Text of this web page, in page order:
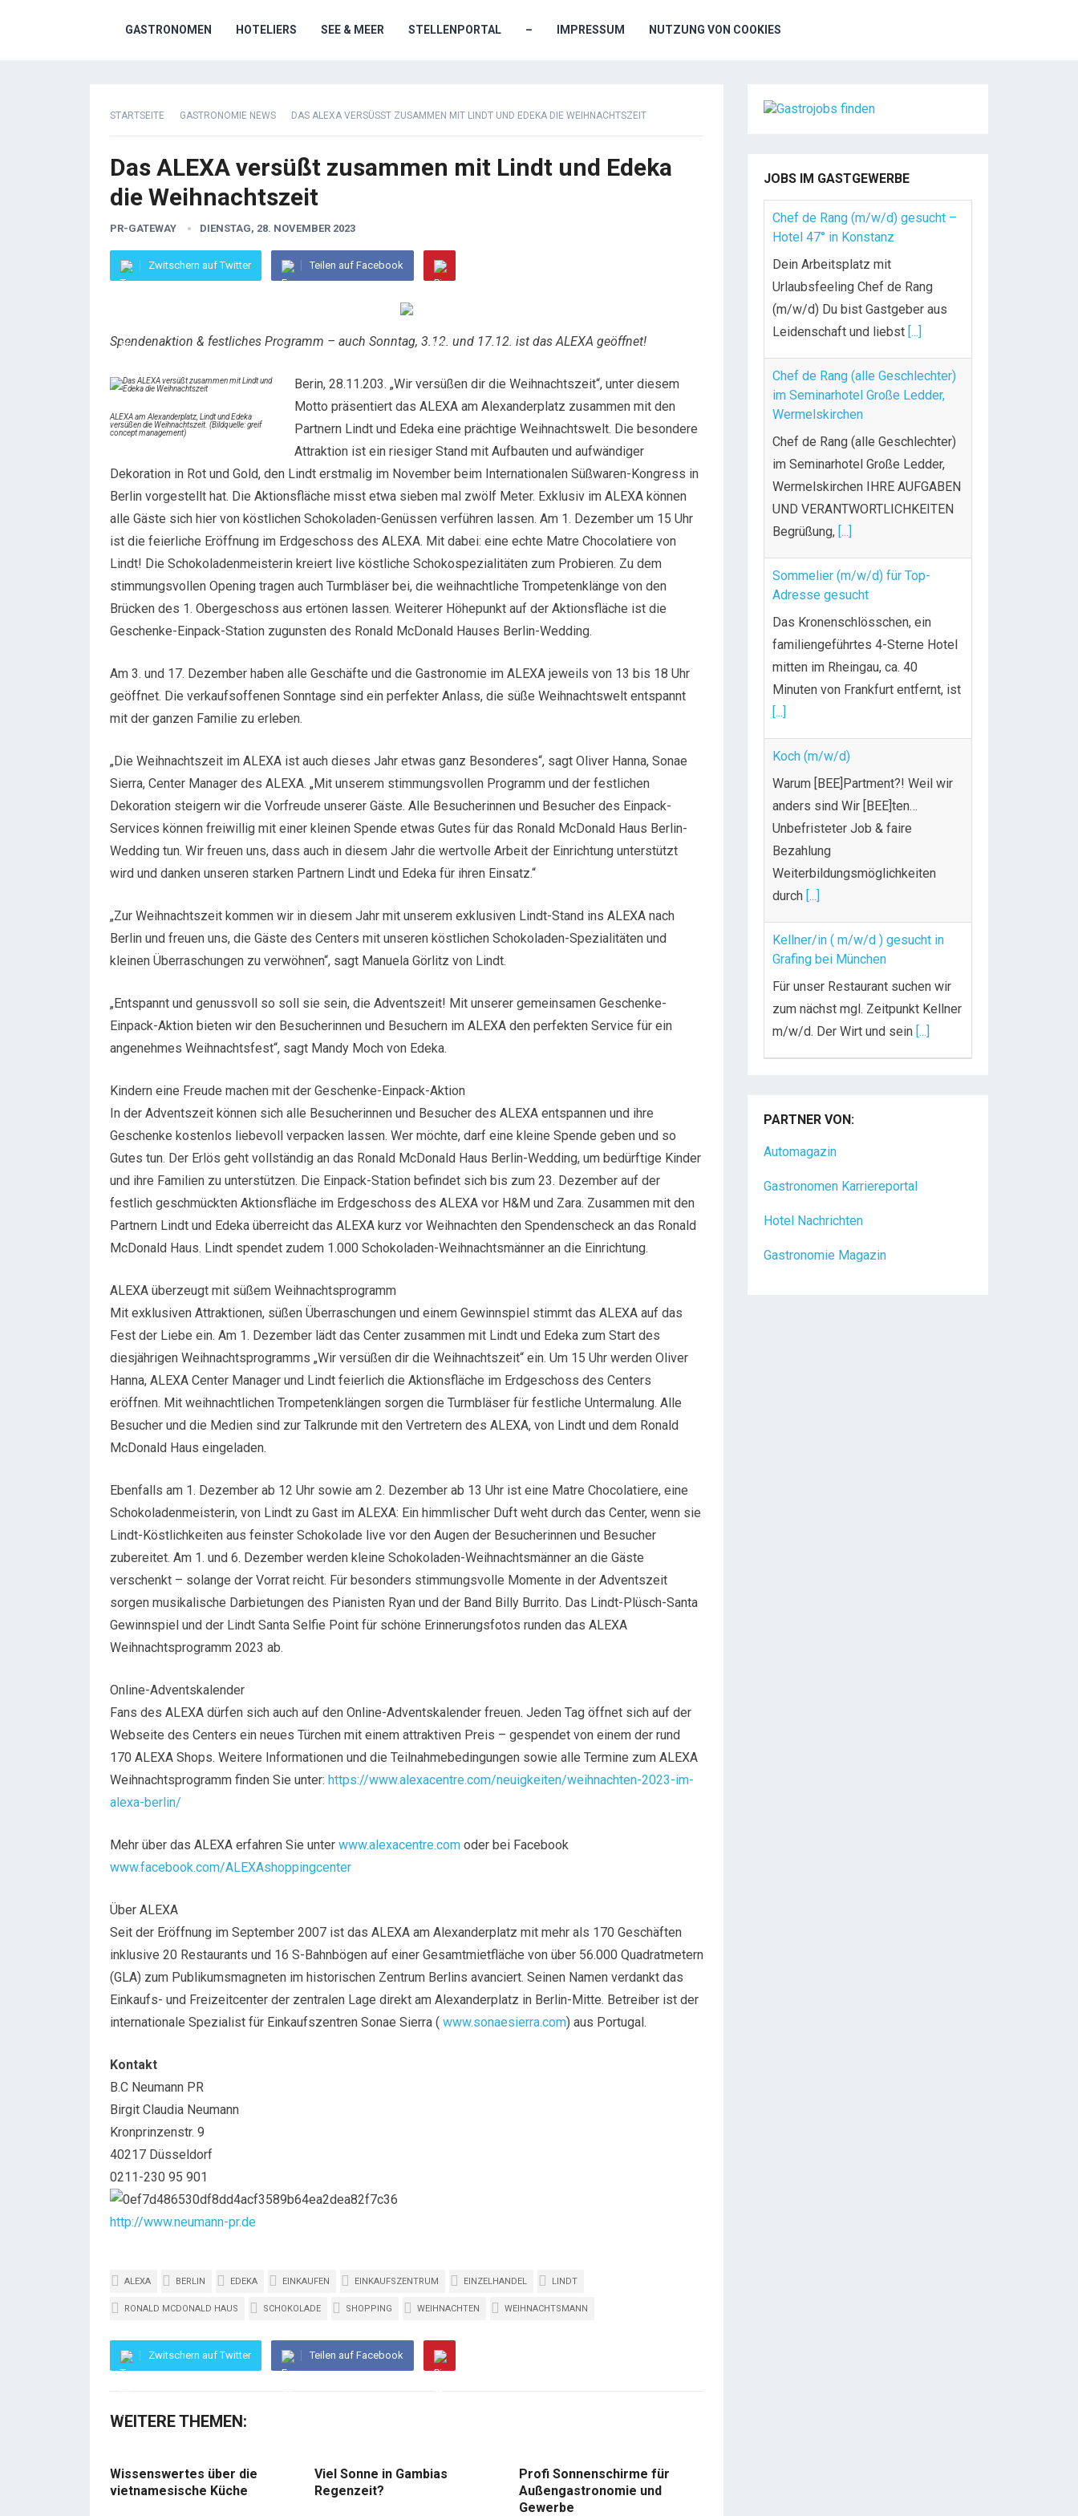
GASTRONOMEN HOTELIERS SEE & MEER STELLENPORTAL – IMPRESSUM NUTZUNG VON COOKIES
STARTSEITE GASTRONOMIE NEWS DAS ALEXA VERSÜSST ZUSAMMEN MIT LINDT UND EDEKA DIE WEIHNACHTSZEIT
Das ALEXA versüßt zusammen mit Lindt und Edeka
die Weihnachtszeit
PR-GATEWAY DIENSTAG, 28. NOVEMBER 2023
Zwitschern auf Twitter Teilen auf Facebook
Spendenaktion & festliches Programm – auch Sonntag, 3.12. und 17.12. ist das ALEXA geöffnet!
ALEXA am Alexanderplatz, Lindt und Edeka
versüßen die Weihnachtszeit. (Bildquelle: greif
concept management)
Berin, 28.11.203. „Wir versüßen dir die Weihnachtszeit“, unter diesem
Motto präsentiert das ALEXA am Alexanderplatz zusammen mit den
Partnern Lindt und Edeka eine prächtige Weihnachtswelt. Die besondere
Attraktion ist ein riesiger Stand mit Aufbauten und aufwändiger
Dekoration in Rot und Gold, den Lindt erstmalig im November beim Internationalen Süßwaren-Kongress in
Berlin vorgestellt hat. Die Aktionsfläche misst etwa sieben mal zwölf Meter. Exklusiv im ALEXA können
alle Gäste sich hier von köstlichen Schokoladen-Genüssen verführen lassen. Am 1. Dezember um 15 Uhr
ist die feierliche Eröffnung im Erdgeschoss des ALEXA. Mit dabei: eine echte Matre Chocolatiere von
Lindt! Die Schokoladenmeisterin kreiert live köstliche Schokospezialitäten zum Probieren. Zu dem
stimmungsvollen Opening tragen auch Turmbläser bei, die weihnachtliche Trompetenklänge von den
Brücken des 1. Obergeschoss aus ertönen lassen. Weiterer Höhepunkt auf der Aktionsfläche ist die
Geschenke-Einpack-Station zugunsten des Ronald McDonald Hauses Berlin-Wedding.
Am 3. und 17. Dezember haben alle Geschäfte und die Gastronomie im ALEXA jeweils von 13 bis 18 Uhr
geöffnet. Die verkaufsoffenen Sonntage sind ein perfekter Anlass, die süße Weihnachtswelt entspannt
mit der ganzen Familie zu erleben.
„Die Weihnachtszeit im ALEXA ist auch dieses Jahr etwas ganz Besonderes“, sagt Oliver Hanna, Sonae
Sierra, Center Manager des ALEXA. „Mit unserem stimmungsvollen Programm und der festlichen
Dekoration steigern wir die Vorfreude unserer Gäste. Alle Besucherinnen und Besucher des Einpack-
Services können freiwillig mit einer kleinen Spende etwas Gutes für das Ronald McDonald Haus Berlin-
Wedding tun. Wir freuen uns, dass auch in diesem Jahr die wertvolle Arbeit der Einrichtung unterstützt
wird und danken unseren starken Partnern Lindt und Edeka für ihren Einsatz.“
„Zur Weihnachtszeit kommen wir in diesem Jahr mit unserem exklusiven Lindt-Stand ins ALEXA nach
Berlin und freuen uns, die Gäste des Centers mit unseren köstlichen Schokoladen-Spezialitäten und
kleinen Überraschungen zu verwöhnen“, sagt Manuela Görlitz von Lindt.
„Entspannt und genussvoll so soll sie sein, die Adventszeit! Mit unserer gemeinsamen Geschenke-
Einpack-Aktion bieten wir den Besucherinnen und Besuchern im ALEXA den perfekten Service für ein
angenehmes Weihnachtsfest“, sagt Mandy Moch von Edeka.
Kindern eine Freude machen mit der Geschenke-Einpack-Aktion
In der Adventszeit können sich alle Besucherinnen und Besucher des ALEXA entspannen und ihre
Geschenke kostenlos liebevoll verpacken lassen. Wer möchte, darf eine kleine Spende geben und so
Gutes tun. Der Erlös geht vollständig an das Ronald McDonald Haus Berlin-Wedding, um bedürftige Kinder
und ihre Familien zu unterstützen. Die Einpack-Station befindet sich bis zum 23. Dezember auf der
festlich geschmückten Aktionsfläche im Erdgeschoss des ALEXA vor H&M und Zara. Zusammen mit den
Partnern Lindt und Edeka überreicht das ALEXA kurz vor Weihnachten den Spendenscheck an das Ronald
McDonald Haus. Lindt spendet zudem 1.000 Schokoladen-Weihnachtsmänner an die Einrichtung.
ALEXA überzeugt mit süßem Weihnachtsprogramm
Mit exklusiven Attraktionen, süßen Überraschungen und einem Gewinnspiel stimmt das ALEXA auf das
Fest der Liebe ein. Am 1. Dezember lädt das Center zusammen mit Lindt und Edeka zum Start des
diesjährigen Weihnachtsprogramms „Wir versüßen dir die Weihnachtszeit“ ein. Um 15 Uhr werden Oliver
Hanna, ALEXA Center Manager und Lindt feierlich die Aktionsfläche im Erdgeschoss des Centers
eröffnen. Mit weihnachtlichen Trompetenklängen sorgen die Turmbläser für festliche Untermalung. Alle
Besucher und die Medien sind zur Talkrunde mit den Vertretern des ALEXA, von Lindt und dem Ronald
McDonald Haus eingeladen.
Ebenfalls am 1. Dezember ab 12 Uhr sowie am 2. Dezember ab 13 Uhr ist eine Matre Chocolatiere, eine
Schokoladenmeisterin, von Lindt zu Gast im ALEXA: Ein himmlischer Duft weht durch das Center, wenn sie
Lindt-Köstlichkeiten aus feinster Schokolade live vor den Augen der Besucherinnen und Besucher
zubereitet. Am 1. und 6. Dezember werden kleine Schokoladen-Weihnachtsmänner an die Gäste
verschenkt – solange der Vorrat reicht. Für besonders stimmungsvolle Momente in der Adventszeit
sorgen musikalische Darbietungen des Pianisten Ryan und der Band Billy Burrito. Das Lindt-Plüsch-Santa
Gewinnspiel und der Lindt Santa Selfie Point für schöne Erinnerungsfotos runden das ALEXA
Weihnachtsprogramm 2023 ab.
Online-Adventskalender
Fans des ALEXA dürfen sich auch auf den Online-Adventskalender freuen. Jeden Tag öffnet sich auf der
Webseite des Centers ein neues Türchen mit einem attraktiven Preis – gespendet von einem der rund
170 ALEXA Shops. Weitere Informationen und die Teilnahmebedingungen sowie alle Termine zum ALEXA
Weihnachtsprogramm finden Sie unter: https://www.alexacentre.com/neuigkeiten/weihnachten-2023-im-
alexa-berlin/
Mehr über das ALEXA erfahren Sie unter www.alexacentre.com oder bei Facebook
www.facebook.com/ALEXAshoppingcenter
Über ALEXA
Seit der Eröffnung im September 2007 ist das ALEXA am Alexanderplatz mit mehr als 170 Geschäften
inklusive 20 Restaurants und 16 S-Bahnbögen auf einer Gesamtmietfläche von über 56.000 Quadratmetern
(GLA) zum Publikumsmagneten im historischen Zentrum Berlins avanciert. Seinen Namen verdankt das
Einkaufs- und Freizeitcenter der zentralen Lage direkt am Alexanderplatz in Berlin-Mitte. Betreiber ist der
internationale Spezialist für Einkaufszentren Sonae Sierra ( www.sonaesierra.com) aus Portugal.
Kontakt
B.C Neumann PR
Birgit Claudia Neumann
Kronprinzenstr. 9
40217 Düsseldorf
0211-230 95 901
http://www.neumann-pr.de
ALEXA BERLIN EDEKA EINKAUFEN EINKAUFSZENTRUM EINZELHANDEL LINDT
RONALD MCDONALD HAUS SCHOKOLADE SHOPPING WEIHNACHTEN WEIHNACHTSMANN
Zwitschern auf Twitter Teilen auf Facebook
WEITERE THEMEN:
Wissenswertes über die
vietnamesische Küche
Viel Sonne in Gambias
Regenzeit?
Profi Sonnenschirme für
Außengastronomie und
Gewerbe
JOBS IM GASTGEWERBE
Chef de Rang (m/w/d) gesucht –
Hotel 47° in Konstanz
Dein Arbeitsplatz mit
Urlaubsfeeling Chef de Rang
(m/w/d) Du bist Gastgeber aus
Leidenschaft und liebst [...]
Chef de Rang (alle Geschlechter)
im Seminarhotel Große Ledder,
Wermelskirchen
Chef de Rang (alle Geschlechter)
im Seminarhotel Große Ledder,
Wermelskirchen IHRE AUFGABEN
UND VERANTWORTLICHKEITEN
Begrüßung, [...]
Sommelier (m/w/d) für Top-
Adresse gesucht
Das Kronenschlösschen, ein
familiengeführtes 4-Sterne Hotel
mitten im Rheingau, ca. 40
Minuten von Frankfurt entfernt, ist
[...]
Koch (m/w/d)
Warum [BEE]Partment?! Weil wir
anders sind Wir [BEE]ten…
Unbefristeter Job & faire
Bezahlung
Weiterbildungsmöglichkeiten
durch [...]
Kellner/in ( m/w/d ) gesucht in
Grafing bei München
Für unser Restaurant suchen wir
zum nächst mgl. Zeitpunkt Kellner
m/w/d. Der Wirt und sein [...]
PARTNER VON:
Automagazin
Gastronomen Karriereportal
Hotel Nachrichten
Gastronomie Magazin